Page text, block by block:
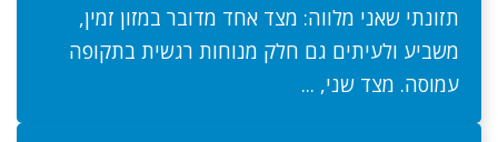
תזונתי שאני מלווה: מצד אחד מדובר במזון זמין,
משביע ולעיתים גם חלק מנוחות רגשית בתקופה
עמוסה. מצד שני, ...